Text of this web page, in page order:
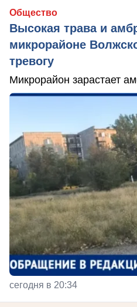
Общество
Высокая трава и
микрорайоне
тревогу
Микрорайон зарастает
сегодня в 20:34